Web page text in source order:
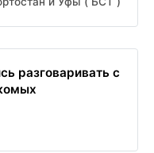
разговаривать с